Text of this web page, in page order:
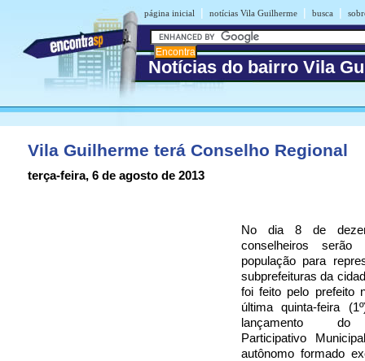
página inicial | notícias Vila Guilherme | busca |
Notícias do bairro Vila
Vila Guilherme terá Conselho Regional
terça-feira, 6 de agosto de 2013
No dia 8 de
conselheiros serão
população para
subprefeituras da
foi feito pelo prefeito
última quinta-feira
lançamento do
Participativo
autônomo formado